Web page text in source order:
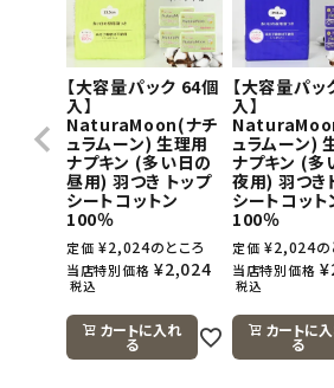
【大容量パック 64個
入】
NaturaMoon(ナチ
ュラムーン) 生理用
ナプキン (多い日の
昼用) 羽つき トップ
シートコットン
100％
定価 ¥2,024のところ
当店特別価格 ¥2,024
税込
カートに入れ
る
【大容量パ
入】
ュラムーン)
ナプキン (多
夜用) 羽つき
シートコット
100％
定価 ¥2,024の
当店特別価格 ¥
税込
カートに
る